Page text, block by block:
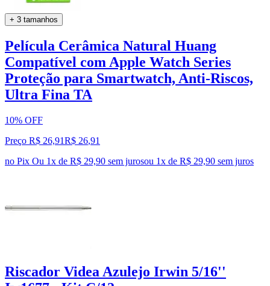
+ 3 tamanhos
Película Cerâmica Natural Huang
Compatível com Apple Watch Series
Proteção para Smartwatch, Anti-Riscos,
Ultra Fina TA
10% OFF
Preço R$ 26,91R$ 26,91
no Pix Ou 1x de R$ 29,90 sem jurosou 1x de R$ 29,90 sem juros
Riscador Videa Azulejo Irwin 5/16''